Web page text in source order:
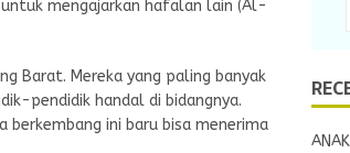
mengajarkan hafalan lain (Al-
Barat. Mereka yang paling banyak
pendidik handal di bidangnya.
berkembang ini baru bisa menerima